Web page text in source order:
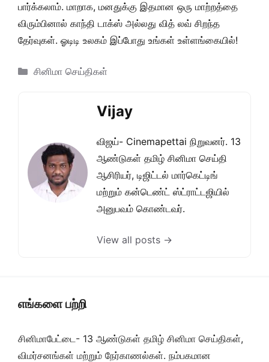
பார்க்கலாம். மாறாக, மனதுக்கு இதமான ஒரு மாற்றத்தை
விரும்பினால் காந்தி டாக்ஸ் அல்லது வித் லவ் சிறந்த
தேர்வுகள். ஓடிடி உலகம் இப்போது உங்கள் உள்ளங்கையில்!
Categories
சினிமா செய்திகள்
Vijay
விஜய்- Cinemapettai நிறுவனர். 13
ஆண்டுகள் தமிழ் சினிமா செய்தி
ஆசிரியர், டிஜிட்டல் மார்கெட்டிங்
மற்றும் கன்டெண்ட் ஸ்ட்ராட்டஜியில்
அனுபவம் கொண்டவர்.
View all posts →
எங்களை பற்றி
சினிமாபேட்டை- 13 ஆண்டுகள் தமிழ் சினிமா செய்திகள்,
விமர்சனங்கள் மற்றும் நேர்காணல்கள். நம்பகமான